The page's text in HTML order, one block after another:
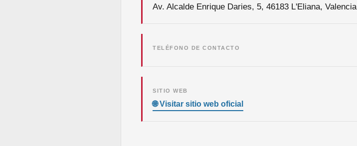
Av. Alcalde Enrique Daries, 5, 46183 L'Eliana, Valencia
TELÉFONO DE CONTACTO
SITIO WEB